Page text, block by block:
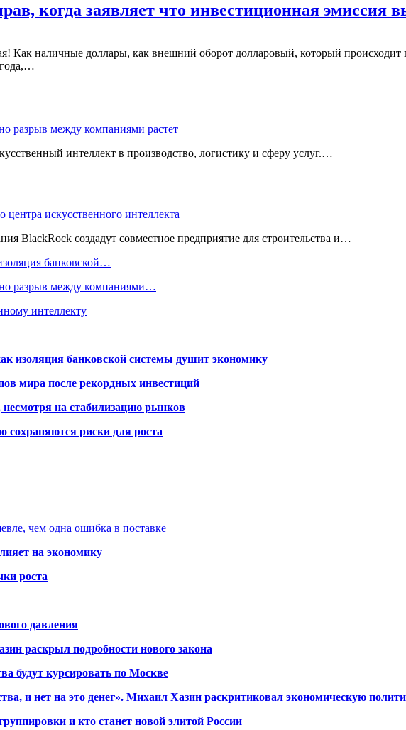
когда заявляет что инвестиционная эмиссия
Как наличные доллары, как внешний оборот долларовый, который происходит
разрыв между компаниями растет
интеллект в производство, логистику и сферу услуг.…
искусственного интеллекта
BlackRock создадут совместное предприятие для строительства и…
банковской…
разрыв между компаниями…
интеллекту
изоляция банковской системы душит экономику
мира после рекордных инвестиций
на стабилизацию рынков
сохраняются риски для роста
чем одна ошибка в поставке
на экономику
роста
давления
раскрыл подробности нового закона
будут курсировать по Москве
и нет на это денег». Михаил Хазин раскритиковал экономическую
и кто станет новой элитой России